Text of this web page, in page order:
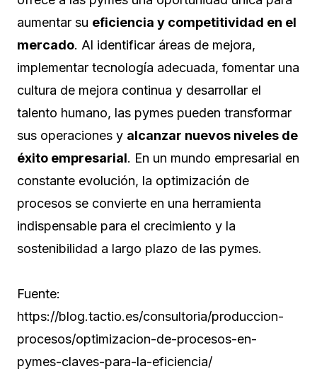
aumentar su eficiencia y competitividad en el
mercado. Al identificar áreas de mejora,
implementar tecnología adecuada, fomentar una
cultura de mejora continua y desarrollar el
talento humano, las pymes pueden transformar
sus operaciones y alcanzar nuevos niveles de
éxito empresarial. En un mundo empresarial en
constante evolución, la optimización de
procesos se convierte en una herramienta
indispensable para el crecimiento y la
sostenibilidad a largo plazo de las pymes.
Fuente:
https://blog.tactio.es/consultoria/produccion-
procesos/optimizacion-de-procesos-en-
pymes-claves-para-la-eficiencia/